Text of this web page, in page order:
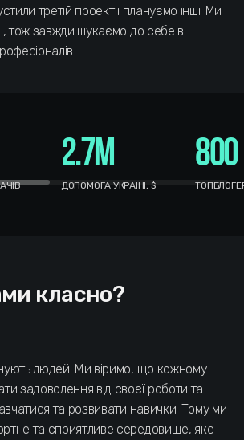
третій проект і плануємо інші. Ми
тож завжди шукаємо до себе в
2.7M
ДОПОМОГА УКРАЇНІ, $
800
класно?
людей. Ми віримо, що кожному
задоволення від своєї роботи та
та розвивати навички. Тому ми
та сприятливе середовище, яке